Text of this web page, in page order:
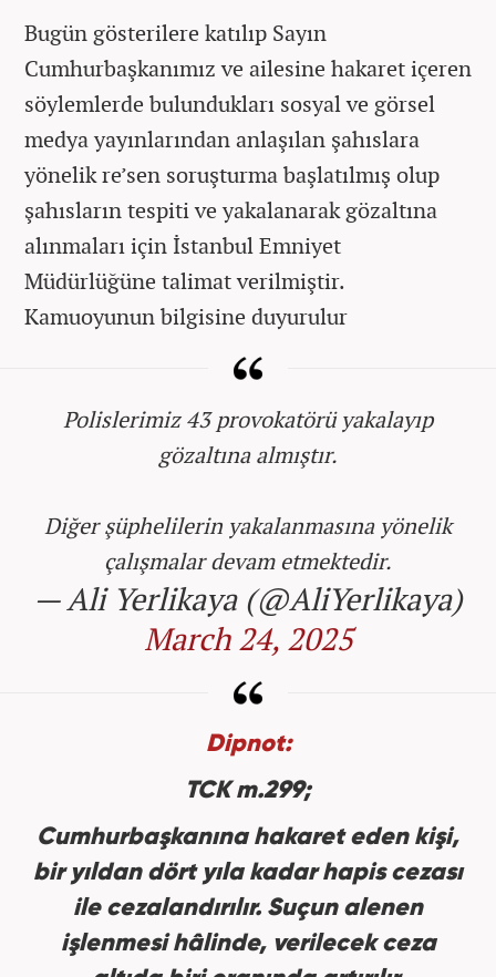
Bugün gösterilere katılıp Sayın
Cumhurbaşkanımız ve ailesine hakaret içeren
söylemlerde bulundukları sosyal ve görsel
medya yayınlarından anlaşılan şahıslara
yönelik re’sen soruşturma başlatılmış olup
şahısların tespiti ve yakalanarak gözaltına
alınmaları için İstanbul Emniyet
Müdürlüğüne talimat verilmiştir.
Kamuoyunun bilgisine duyurulur
Polislerimiz 43 provokatörü yakalayıp
gözaltına almıştır.
Diğer şüphelilerin yakalanmasına yönelik
çalışmalar devam etmektedir.
— Ali Yerlikaya (@AliYerlikaya)
March 24, 2025
Dipnot:
TCK m.299;
Cumhurbaşkanına hakaret eden kişi,
bir yıldan dört yıla kadar hapis cezası
ile cezalandırılır. Suçun alenen
işlenmesi hâlinde, verilecek ceza